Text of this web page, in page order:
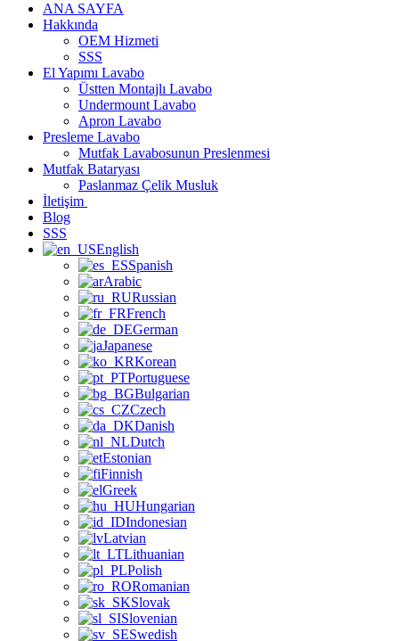
ANA SAYFA
Hakkında
OEM Hizmeti
SSS
El Yapımı Lavabo
Üstten Montajlı Lavabo
Undermount Lavabo
Apron Lavabo
Presleme Lavabo
Mutfak Lavabosunun Preslenmesi
Mutfak Bataryası
Paslanmaz Çelik Musluk
İletişim
Blog
SSS
English
Spanish
Arabic
Russian
French
German
Japanese
Korean
Portuguese
Bulgarian
Czech
Danish
Dutch
Estonian
Finnish
Greek
Hungarian
Indonesian
Latvian
Lithuanian
Polish
Romanian
Slovak
Slovenian
Swedish